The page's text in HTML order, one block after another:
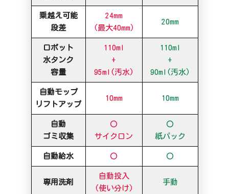
乗越え可能
段差
24mm
(最大40mm)
20mm
ロボット
水タンク
容量
110ml
+
95ml(汚水)
110ml
+
90ml(汚水)
自動モップ
リフトアップ
10mm 10mm
自動
ゴミ収集
〇
サイクロン
〇
紙パック
自動給水 〇 〇
専用洗剤
自動投入
(使い分け)
手動